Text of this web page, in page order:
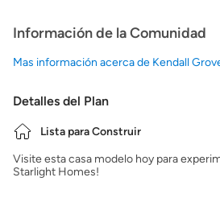
Información de la Comunidad
Mas información acerca de Kendall
Detalles del Plan
Lista para Construir
Visite esta casa modelo hoy para
Starlight Homes!